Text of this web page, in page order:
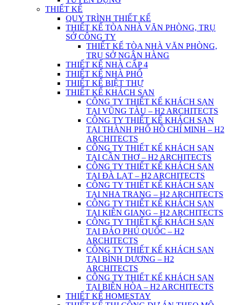
THIẾT KẾ
QUY TRÌNH THIẾT KẾ
THIẾT KẾ TÒA NHÀ VĂN PHÒNG, TRỤ
SỞ CÔNG TY
THIẾT KẾ TÒA NHÀ VĂN PHÒNG,
TRỤ SỞ NGÂN HÀNG
THIẾT KẾ NHÀ CẤP 4
THIẾT KẾ NHÀ PHỐ
THIẾT KẾ BIỆT THỰ
THIẾT KẾ KHÁCH SẠN
CÔNG TY THIẾT KẾ KHÁCH SẠN
TẠI VŨNG TÀU – H2 ARCHITECTS
CÔNG TY THIẾT KẾ KHÁCH SẠN
TẠI THÀNH PHỐ HỒ CHÍ MINH – H2
ARCHITECTS
CÔNG TY THIẾT KẾ KHÁCH SẠN
TẠI CẦN THƠ – H2 ARCHITECTS
CÔNG TY THIẾT KẾ KHÁCH SẠN
TẠI ĐÀ LẠT – H2 ARCHITECTS
CÔNG TY THIẾT KẾ KHÁCH SẠN
TẠI NHA TRANG – H2 ARCHITECTS
CÔNG TY THIẾT KẾ KHÁCH SẠN
TẠI KIÊN GIANG – H2 ARCHITECTS
CÔNG TY THIẾT KẾ KHÁCH SẠN
TẠI ĐẢO PHÚ QUỐC – H2
ARCHITECTS
CÔNG TY THIẾT KẾ KHÁCH SẠN
TẠI BÌNH DƯƠNG – H2
ARCHITECTS
CÔNG TY THIẾT KẾ KHÁCH SẠN
TẠI BIÊN HÒA – H2 ARCHITECTS
THIẾT KẾ HOMESTAY